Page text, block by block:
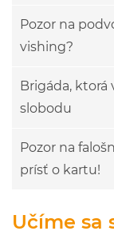
Pozor na
vishing?
Brigáda, ktorá
slobodu
Pozor na
prísť o kartu!
Učíme sa